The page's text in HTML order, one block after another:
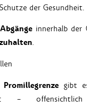
der Gesundheit.
innerhalb der
.
Promillegrenze gibt
– offensichtlich